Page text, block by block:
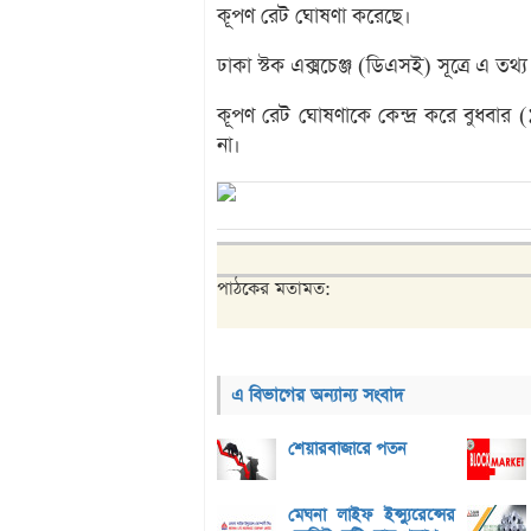
কূপণ রেট ঘোষণা করেছে।
ঢাকা স্টক এক্সচেঞ্জ (ডিএসই) সূত্রে এ তথ্য
কূপণ রেট ঘোষণাকে কেন্দ্র করে বুধবার
না।
পাঠকের মতামত:
এ বিভাগের অন্যান্য সংবাদ
শেয়ারবাজারে পতন
মেঘনা লাইফ ইন্স্যুরেন্সের